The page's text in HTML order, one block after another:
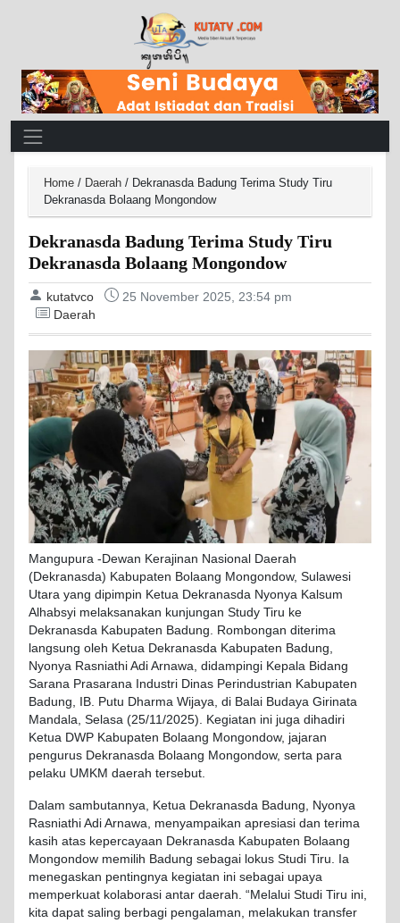
Main Navigation
Home / Daerah / Dekranasda Badung Terima Study Tiru
Dekranasda Bolaang Mongondow
Dekranasda Badung Terima Study Tiru
Dekranasda Bolaang Mongondow
kutatvco
25 November 2025, 23:54 pm
Daerah
Mangupura -Dewan Kerajinan Nasional Daerah
(Dekranasda) Kabupaten Bolaang Mongondow, Sulawesi
Utara yang dipimpin Ketua Dekranasda Nyonya Kalsum
Alhabsyi melaksanakan kunjungan Study Tiru ke
Dekranasda Kabupaten Badung. Rombongan diterima
langsung oleh Ketua Dekranasda Kabupaten Badung,
Nyonya Rasniathi Adi Arnawa, didampingi Kepala Bidang
Sarana Prasarana Industri Dinas Perindustrian Kabupaten
Badung, IB. Putu Dharma Wijaya, di Balai Budaya Girinata
Mandala, Selasa (25/11/2025). Kegiatan ini juga dihadiri
Ketua DWP Kabupaten Bolaang Mongondow, jajaran
pengurus Dekranasda Bolaang Mongondow, serta para
pelaku UMKM daerah tersebut.
Dalam sambutannya, Ketua Dekranasda Badung, Nyonya
Rasniathi Adi Arnawa, menyampaikan apresiasi dan terima
kasih atas kepercayaan Dekranasda Kabupaten Bolaang
Mongondow memilih Badung sebagai lokus Studi Tiru. Ia
menegaskan pentingnya kegiatan ini sebagai upaya
memperkuat kolaborasi antar daerah. “Melalui Studi Tiru ini,
kita dapat saling berbagi pengalaman, melakukan transfer